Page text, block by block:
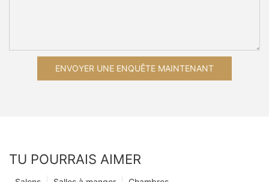
ENVOYER UNE ENQUÊTE MAINTENANT
TU POURRAIS AIMER